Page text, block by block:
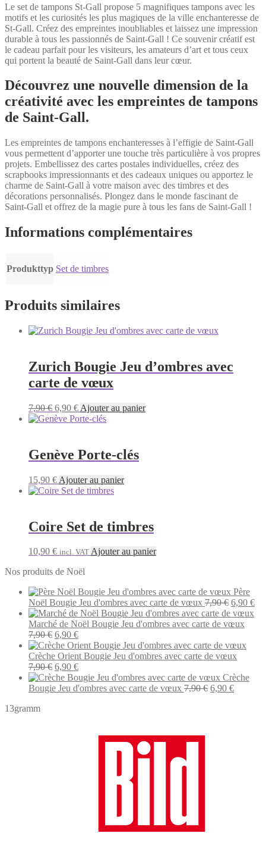
Le set de tampons St-Gall propose 5 magnifiques tampons avec les
motifs et les curiosités les plus magiques de la ville enchanteresse de
St-Gall. Créez des empreintes inoubliables et laissez une impression
durable à tous les passionnés de Saint-Gall ! Ce souvenir créatif est
le cadeau parfait pour les visiteurs, les amateurs d’art et tous ceux
qui portent la beauté de Saint-Gall dans leur cœur.
Découvrez une nouvelle dimension de la
créativité avec les empreintes de tampons
de Saint-Gall.
Les empreintes de tampons enchanteresses à l’effigie de Saint-Gall
vous permettent d’apporter une touche très particulière à vos propres
projets. Embellissez des cartes postales individuelles, créez des
scrapbooks impressionnants et des cadeaux uniques ou apportez le
charme de Saint-Gall à votre maison avec des timbres et des
décorations personnalisés. Plongez dans le monde fascinant de
Saint-Gall et offrez de la magie pure à tous les fans de Saint-Gall !
Informations complémentaires
Produkttyp Set de timbres
Produits similaires
Zurich Bougie Jeu d’ombres avec
carte de vœux
7,90€ Le
prix
7,90 €.
6,90 €Le
prix
6,90 €.
Ajouter au panier
Genève Porte-clés
15,90 € Ajouter au panier
Coire Set de timbres
10,90 € incl. VAT Ajouter au panier
Nos produits de Noël
Père
Noël Bougie Jeu d'ombres avec carte de vœux 7,90€ Le
prix
initial
7,90 €.
6,90 €Le
Marché de Noël Bougie Jeu d'ombres avec carte de vœux
7,90€ Le
prix
initial
était :
7,90 €.
6,90 €Le
prix
actuel
est :
6,90 €.
Crèche Orient Bougie Jeu d'ombres avec carte de vœux
7,90€ Le
prix
initial
6,90 €Le
prix
actuel
Crèche
Bougie Jeu d'ombres avec carte de vœux 7,90€ Le
6,90 €Le
13gramm